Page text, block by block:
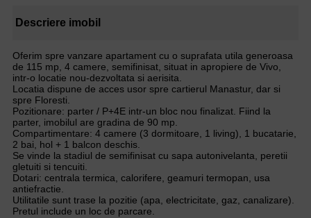
Descriere imobil
Oferim spre vanzare apartament cu o suprafata utila generoasa
de 115 mp, 4 camere, semifinisat, situat in apropiere de Vivo,
intr-o locatie nou-dezvoltata si aerisita.
Locatia dispune de acces usor spre cartierul Manastur, dar si
spre Floresti.
Pozitionare: parter / P+4E intr-un bloc nou finalizat. Fiind la
parter, imobilul are gradina de 90 mp.
Compartimentare: 4 camere (3 dormitoare, 1 living), 1 bucatarie,
2 bai, hol + 1 balcon deschis.
Se vinde la stadiul de semifinisat cu sapa autonivelanta, peretii
gletuiti si tencuiti.
Dotari: centrala termica, calorifere, geamuri termopan, usa
antiefractie.
Utilitatile sunt trase la pozitie (apa, electricitate, gaz, canalizare).
Pretul include un loc de parcare.